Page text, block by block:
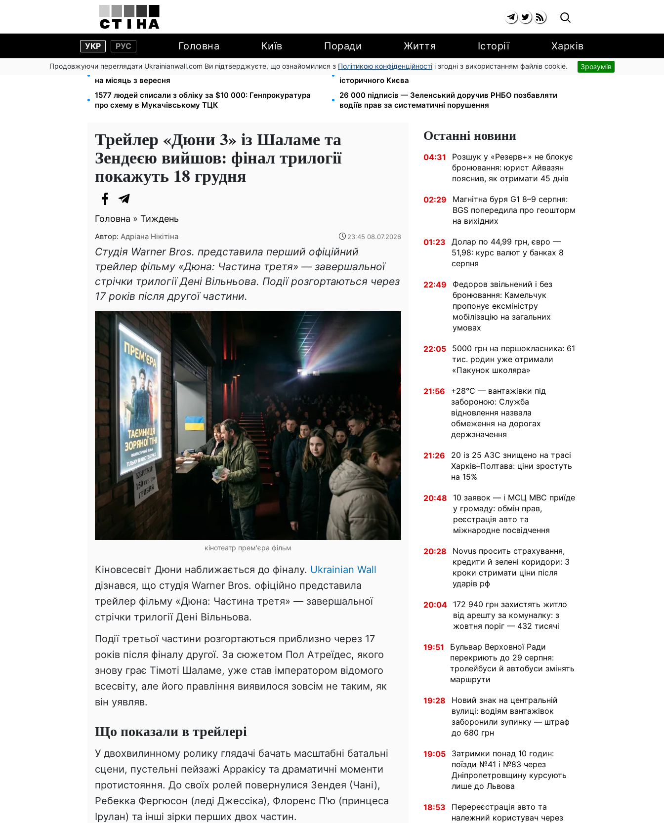
УКР РУС Головна Київ Поради Життя Історії Харків
Продовжуючи переглядати Ukrainianwall.com Ви підтверджуєте, що ознайомилися з Політикою конфіденційності і згодні з використанням файлів cookie. Зрозумів
Нічний тариф на світло 2,16 грн/кВт-г: економія до 540 грн
на місяць з вересня
Чи може Поштова площа стати головною точкою входу до
історичного Києва
1577 людей списали з обліку за $10 000: Генпрокуратура
про схему в Мукачівському ТЦК
26 000 підписів — Зеленський доручив РНБО позбавляти
водіїв прав за систематичні порушення
Трейлер «Дюни 3» із Шаламе та
Зендеєю вийшов: фінал трилогії
покажуть 18 грудня
Головна » Тиждень
Автор: Адріана Нікітіна 23:45 08.07.2026
Студія Warner Bros. представила перший офіційний
трейлер фільму «Дюна: Частина третя» — завершальної
стрічки трилогії Дені Вільньова. Події розгортаються через
17 років після другої частини.
кінотеатр прем'єра фільм
Кіновсесвіт Дюни наближається до фіналу. Ukrainian Wall
дізнався, що студія Warner Bros. офіційно представила
трейлер фільму «Дюна: Частина третя» — завершальної
стрічки трилогії Дені Вільньова.
Події третьої частини розгортаються приблизно через 17
років після фіналу другої. За сюжетом Пол Атреїдес, якого
знову грає Тімоті Шаламе, уже став імператором відомого
всесвіту, але його правління виявилося зовсім не таким, як
він уявляв.
Що показали в трейлері
У двохвилинному ролику глядачі бачать масштабні батальні
сцени, пустельні пейзажі Арракісу та драматичні моменти
протистояння. До своїх ролей повернулися Зендея (Чані),
Ребекка Фергюсон (леді Джессіка), Флоренс П'ю (принцеса
Ірулан) та інші зірки перших двох частин.
Останні новини
04:31
Розшук у «Резерв+» не блокує
бронювання: юрист Айвазян
пояснив, як отримати 45 днів
02:29
Магнітна буря G1 8–9 серпня:
BGS попередила про геошторм
на вихідних
01:23
Долар по 44,99 грн, євро —
51,98: курс валют у банках 8
серпня
22:49
Федоров звільнений і без
бронювання: Камельчук
пропонує ексміністру
мобілізацію на загальних
умовах
22:05
5000 грн на першокласника: 61
тис. родин уже отримали
«Пакунок школяра»
21:56
+28°C — вантажівки під
забороною: Служба
відновлення назвала
обмеження на дорогах
держзначення
21:26
20 із 25 АЗС знищено на трасі
Харків–Полтава: ціни зростуть
на 15%
20:48
10 заявок — і МСЦ МВС приїде
у громаду: обмін прав,
реєстрація авто та
міжнародне посвідчення
20:28
Novus просить страхування,
кредити й зелені коридори: 3
кроки стримати ціни після
ударів рф
20:04
172 940 грн захистять житло
від арешту за комуналку: з
жовтня поріг — 432 тисячі
19:51
Бульвар Верховної Ради
перекриють до 29 серпня:
тролейбуси й автобуси змінять
маршрути
19:28
Новий знак на центральній
вулиці: водіям вантажівок
заборонили зупинку — штраф
до 680 грн
19:05
Затримки понад 10 годин:
поїзди №41 і №83 через
Дніпропетровщину курсують
лише до Львова
18:53
Перереєстрація авто та
належний користувач через